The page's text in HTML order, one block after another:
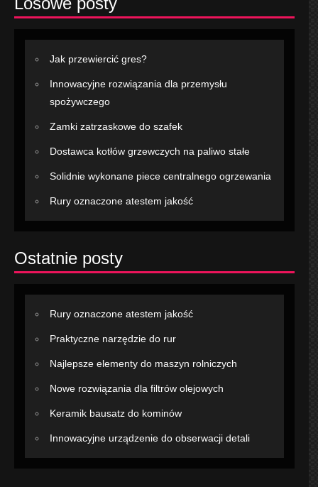
Jak przewiercić gres?
Innowacyjne rozwiązania dla przemysłu
spożywczego
Zamki zatrzaskowe do szafek
Dostawca kotłów grzewczych na paliwo stałe
Solidnie wykonane piece centralnego ogrzewania
Rury oznaczone atestem jakość
Ostatnie posty
Rury oznaczone atestem jakość
Praktyczne narzędzie do rur
Najlepsze elementy do maszyn rolniczych
Nowe rozwiązania dla filtrów olejowych
Keramik bausatz do kominów
Innowacyjne urządzenie do obserwacji detali